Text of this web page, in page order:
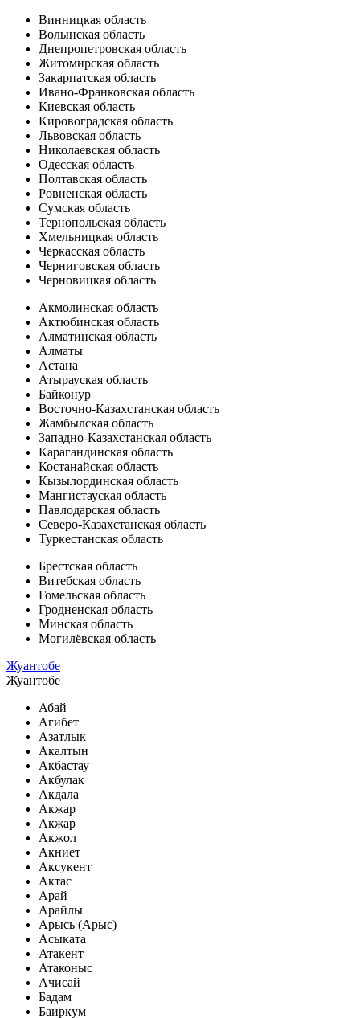
Винницкая область
Волынская область
Днепропетровская область
Житомирская область
Закарпатская область
Ивано-Франковская область
Киевская область
Кировоградская область
Львовская область
Николаевская область
Одесская область
Полтавская область
Ровненская область
Сумская область
Тернопольская область
Хмельницкая область
Черкасская область
Черниговская область
Черновицкая область
Акмолинская область
Актюбинская область
Алматинская область
Алматы
Астана
Атырауская область
Байконур
Восточно-Казахстанская область
Жамбылская область
Западно-Казахстанская область
Карагандинская область
Костанайская область
Кызылординская область
Мангистауская область
Павлодарская область
Северо-Казахстанская область
Туркестанская область
Брестская область
Витебская область
Гомельская область
Гродненская область
Минская область
Могилёвская область
Жуантобе
Жуантобе
Абай
Агибет
Азатлык
Акалтын
Акбастау
Акбулак
Акдала
Акжар
Акжар
Акжол
Акниет
Аксукент
Актас
Арай
Арайлы
Арысь (Арыс)
Асыката
Атакент
Атаконыс
Ачисай
Бадам
Баиркум